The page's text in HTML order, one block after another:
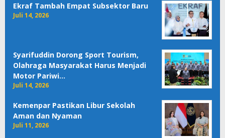
Ekraf Tambah Empat Subsektor Baru
Juli 14, 2026
Syarifuddin Dorong Sport Tourism,
Olahraga Masyarakat Harus Menjadi
Motor Pariwi…
Juli 14, 2026
Kemenpar Pastikan Libur Sekolah
Aman dan Nyaman
Juli 11, 2026